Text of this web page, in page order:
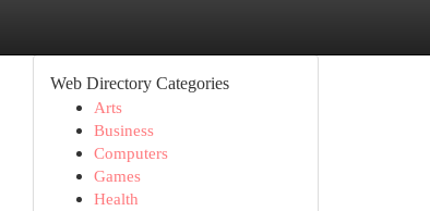
Web Directory Categories
Arts
Business
Computers
Games
Health